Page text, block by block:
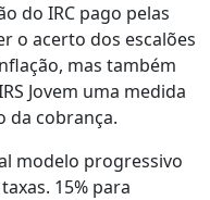
do IRC pago pelas
o acerto dos escalões
mas também
Jovem uma medida
da cobrança.
modelo progressivo
15% para